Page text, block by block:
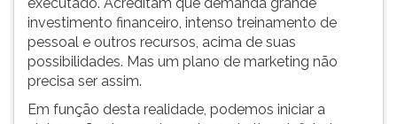
tecla
esquerda
investimento financeiro, intenso treinamento de
pessoal e outros recursos, acima de suas
possibilidades. Mas um plano de marketing não
precisa ser assim.
Em função desta realidade, podemos iniciar a